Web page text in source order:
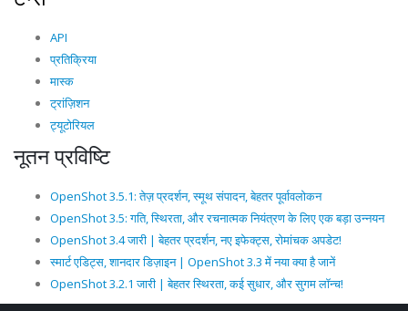
API
प्रतिक्रिया
मास्क
ट्रांज़िशन
ट्यूटोरियल
नूतन प्रविष्टि
OpenShot 3.5.1: तेज़ प्रदर्शन, स्मूथ संपादन, बेहतर पूर्वावलोकन
OpenShot 3.5: गति, स्थिरता, और रचनात्मक नियंत्रण के लिए एक बड़ा उन्नयन
OpenShot 3.4 जारी | बेहतर प्रदर्शन, नए इफेक्ट्स, रोमांचक अपडेट!
स्मार्ट एडिट्स, शानदार डिज़ाइन | OpenShot 3.3 में नया क्या है जानें
OpenShot 3.2.1 जारी | बेहतर स्थिरता, कई सुधार, और सुगम लॉन्च!